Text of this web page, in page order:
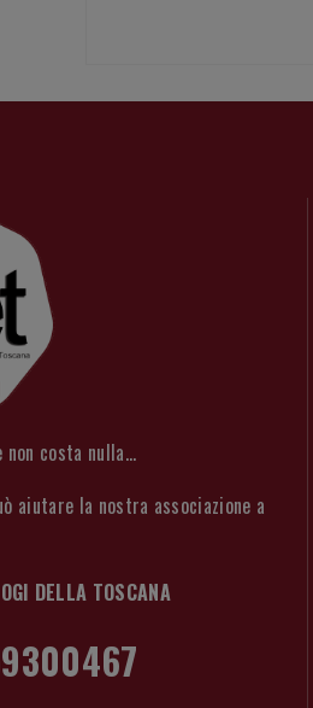
costa nulla...
aiutare la nostra associazione a
DELLA TOSCANA